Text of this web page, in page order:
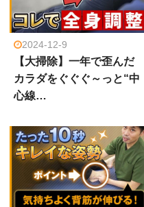
2024-12-9
【大掃除】一年で歪んだ
カラダをぐぐぐ～っと“中
心線…